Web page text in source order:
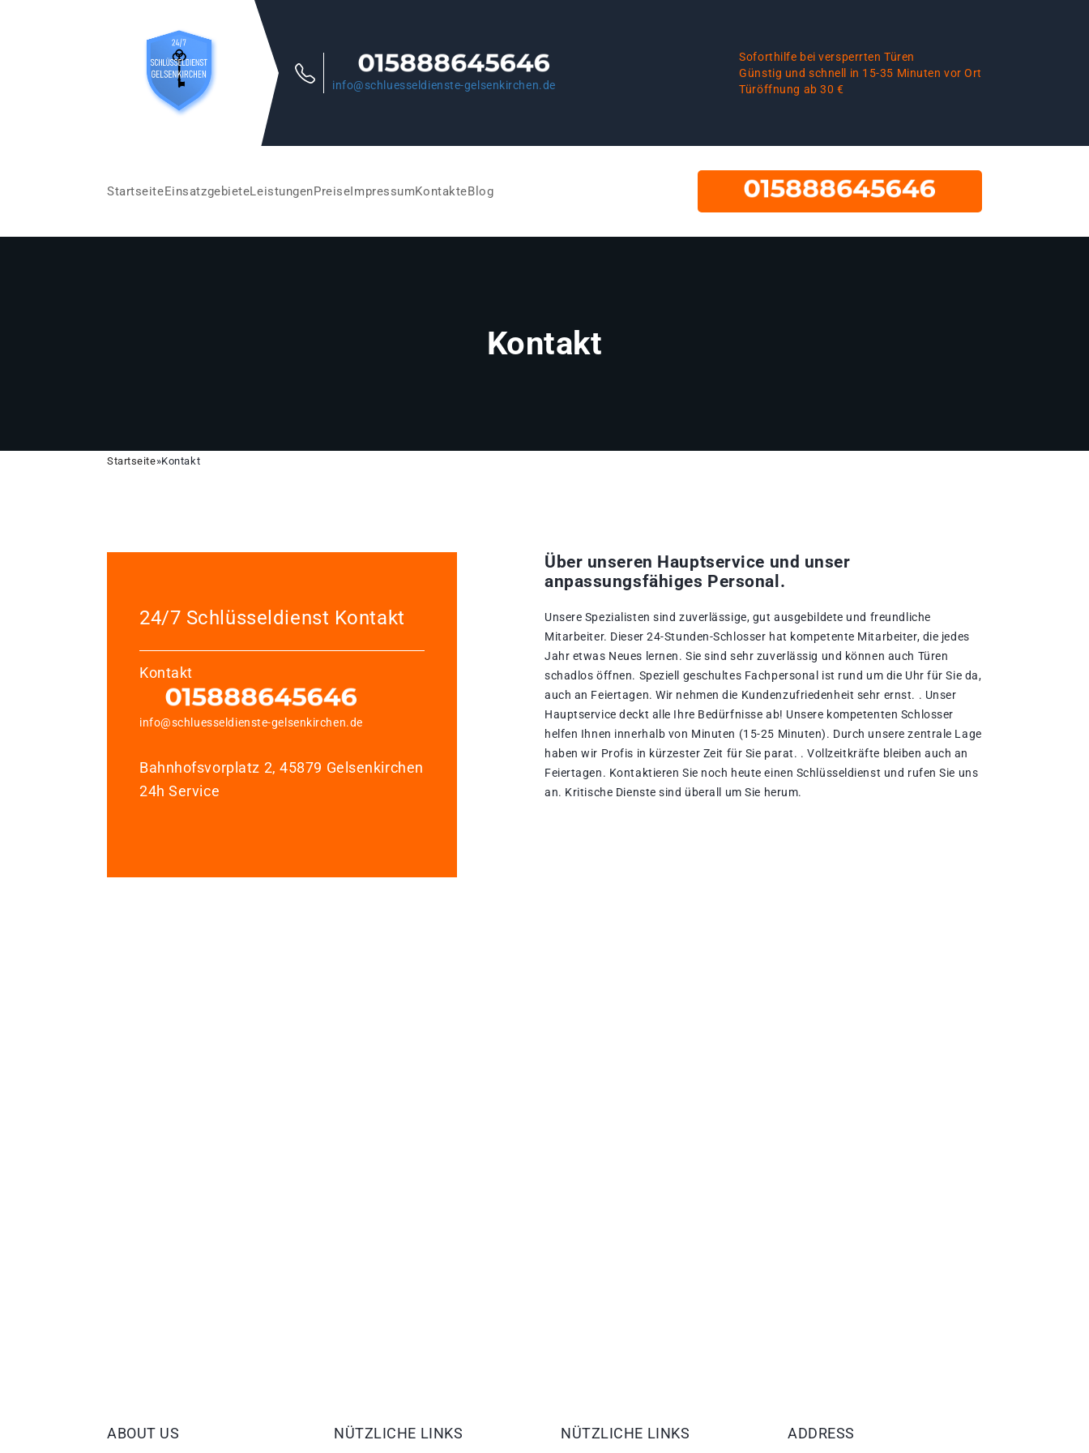
info@schluesseldienste-gelsenkirchen.de
Soforthilfe bei versperrten Türen
Günstig und schnell in 15-35 Minuten vor Ort
Türöffnung ab 30 €
StartseiteEinsatzgebieteLeistungenPreiseImpressumKontakteBlog
Kontakt
Startseite»Kontakt
24/7 Schlüsseldienst Kontakt
Kontakt
info@schluesseldienste-gelsenkirchen.de
Bahnhofsvorplatz 2, 45879 Gelsenkirchen
24h Service
Über unseren Hauptservice und unser
anpassungsfähiges Personal.
Unsere Spezialisten sind zuverlässige, gut ausgebildete und freundliche
Mitarbeiter. Dieser 24-Stunden-Schlosser hat kompetente Mitarbeiter, die jedes
Jahr etwas Neues lernen. Sie sind sehr zuverlässig und können auch Türen
schadlos öffnen. Speziell geschultes Fachpersonal ist rund um die Uhr für Sie da,
auch an Feiertagen. Wir nehmen die Kundenzufriedenheit sehr ernst. . Unser
Hauptservice deckt alle Ihre Bedürfnisse ab! Unsere kompetenten Schlosser
helfen Ihnen innerhalb von Minuten (15-25 Minuten). Durch unsere zentrale Lage
haben wir Profis in kürzester Zeit für Sie parat. . Vollzeitkräfte bleiben auch an
Feiertagen. Kontaktieren Sie noch heute einen Schlüsseldienst und rufen Sie uns
an. Kritische Dienste sind überall um Sie herum.
ABOUT US NÜTZLICHE LINKS NÜTZLICHE LINKS ADDRESS